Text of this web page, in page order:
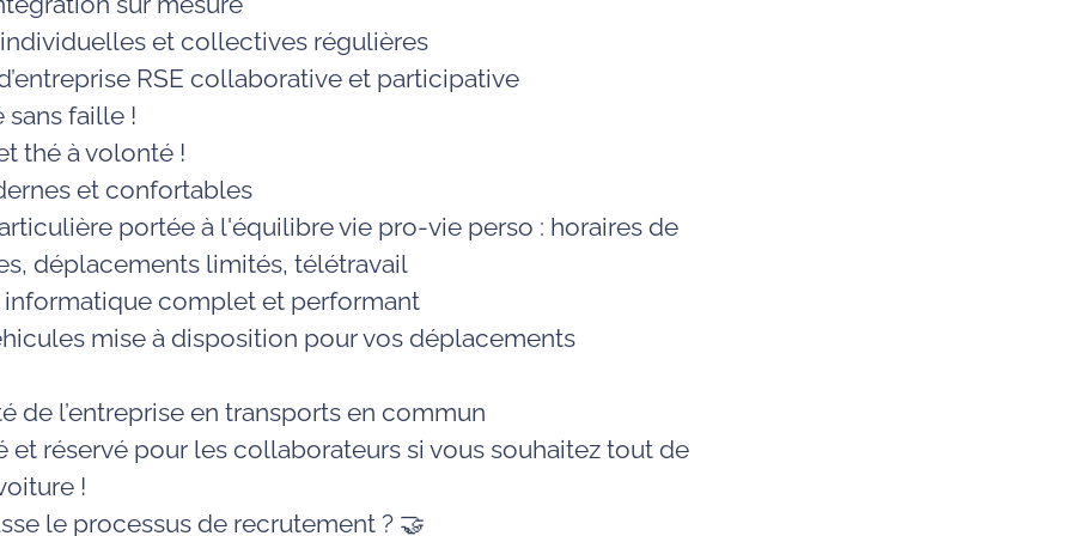
individuelles et collectives régulières
RSE collaborative et participative
sans faille !
thé à volonté !
et confortables
portée à l'équilibre vie pro-vie perso : horaires de
déplacements limités, télétravail
informatique complet et performant
mise à disposition pour vos déplacements
de l’entreprise en transports en commun
et réservé pour les collaborateurs si vous souhaitez tout de
!
le processus de recrutement ? 🤝